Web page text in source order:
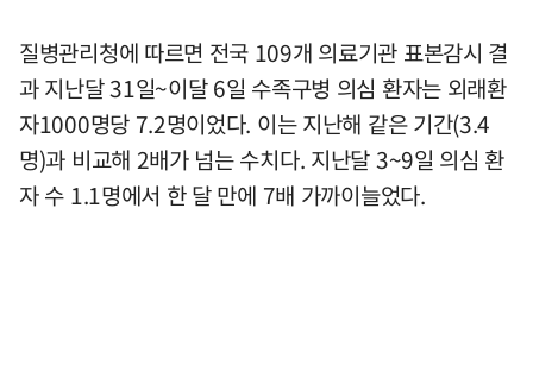
질병관리청에 따르면 전국 109개 의료기관 표본감시 결
과 지난달 31일~이달 6일 수족구병 의심 환자는 외래환
자1000명당 7.2명이었다. 이는 지난해 같은 기간(3.4
명)과 비교해 2배가 넘는 수치다. 지난달 3~9일 의심 환
자 수 1.1명에서 한 달 만에 7배 가까이늘었다.